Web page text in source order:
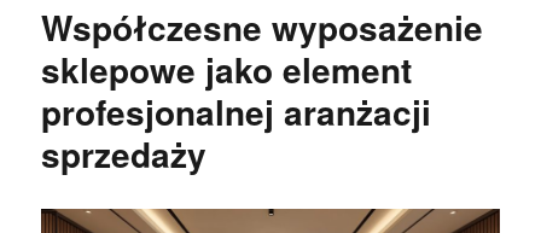
Współczesne wyposażenie
sklepowe jako element
profesjonalnej aranżacji
sprzedaży